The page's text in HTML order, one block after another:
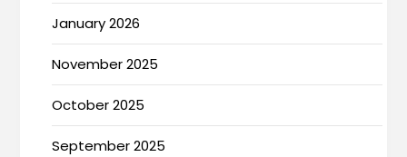
January 2026
November 2025
October 2025
September 2025